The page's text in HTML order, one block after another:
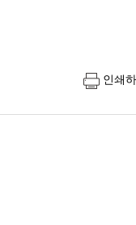
인쇄